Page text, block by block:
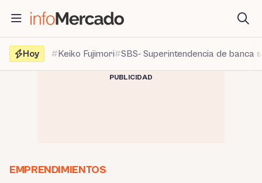
contenido
Hoy
Keiko Fujimori SBS- Superintendencia de banca
PUBLICIDAD
EMPRENDIMIENTOS